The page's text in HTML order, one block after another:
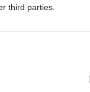
third parties.
erst
mit ihm
so